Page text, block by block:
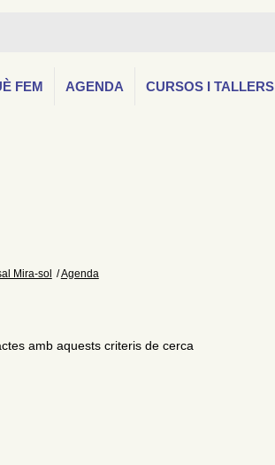
FEM AGENDA CURSOS I TALLERS
Mira-sol Agenda
amb aquests criteris de cerca